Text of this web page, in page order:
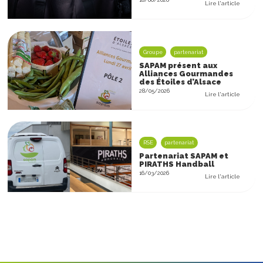
ACTUALITÉS
Lire l'article
Groupe partenariat
SAPAM présent aux
Alliances Gourmandes
des Étoiles d’Alsace
28/05/2026 Lire l'article
RSE partenariat
Partenariat SAPAM et
PIRATHS Handball
16/03/2026 Lire l'article